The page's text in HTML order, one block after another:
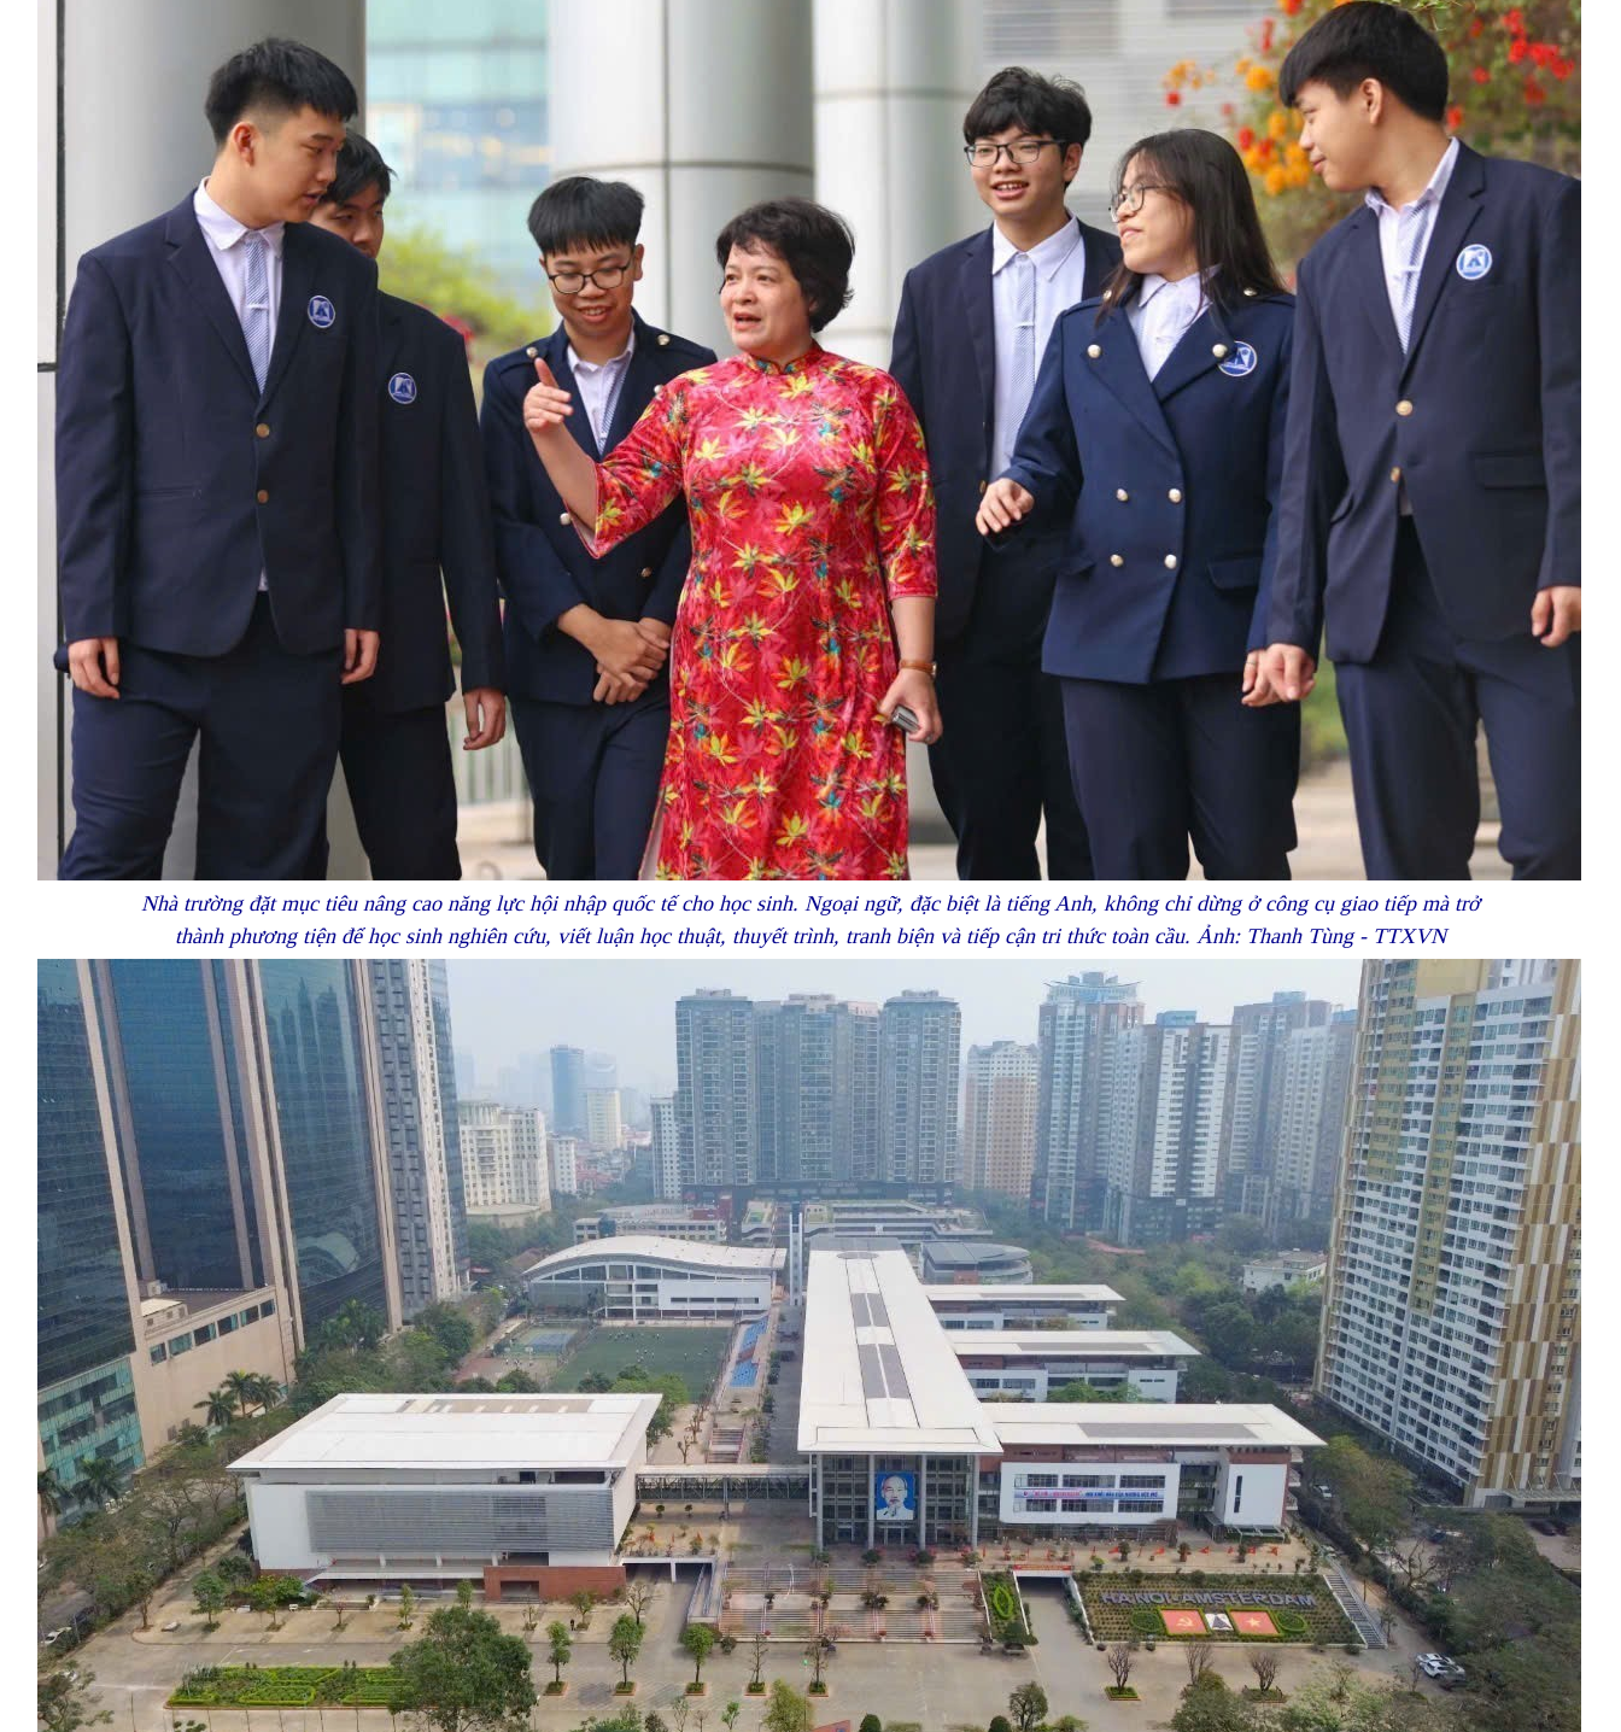
Nhà trường đặt mục tiêu nâng cao năng lực hội nhập quốc tế cho học sinh. Ngoại ngữ, đặc biệt là tiếng Anh, không chỉ dừng ở công cụ giao tiếp mà trở
thành phương tiện để học sinh nghiên cứu, viết luận học thuật, thuyết trình, tranh biện và tiếp cận tri thức toàn cầu. Ảnh: Thanh Tùng - TTXVN